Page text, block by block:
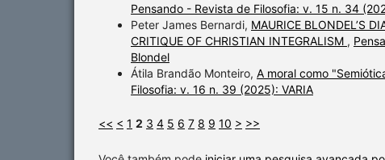
Pensando - Revista de Filosofia: v. 15 n. 34
Peter James Bernardi, MAURICE BLONDEL’S
CRITIQUE OF CHRISTIAN INTEGRALISM ,
Blondel
Átila Brandão Monteiro, A moral como
Filosofia: v. 16 n. 39 (2025): VARIA
<< < 1 2 3 4 5 6 7 8 9 10 > >>